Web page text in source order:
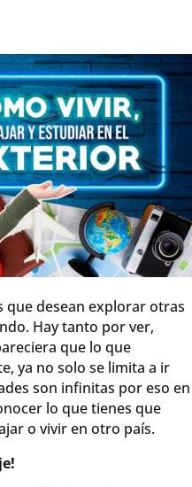
que desean explorar otras
Hay tanto por ver,
que lo que
ya no solo se limita a ir
son infinitas por eso en
lo que tienes que
o vivir en otro país.